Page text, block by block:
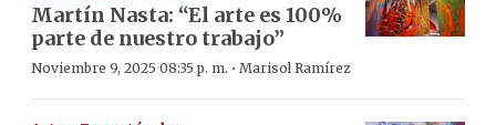
Martín Nasta: “El arte es 100%
parte de nuestro trabajo”
Noviembre 9, 2025 08:35 p. m. · Marisol Ramírez